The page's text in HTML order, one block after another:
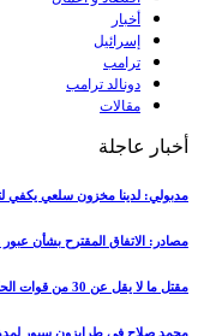
أخبار
إسرائيل
ترامب
دونالد ترامب
مقالات
أخبار عاجلة
مدبولي: لدينا مخزون سلعي يكفي
مصادر: الاتفاق المقترح بشأن
مقتل ما لا يقل عن 30 من قوات الحكومة اليمنية في هجمات للحوثيين
محمد صلاح في طرابزون سبور